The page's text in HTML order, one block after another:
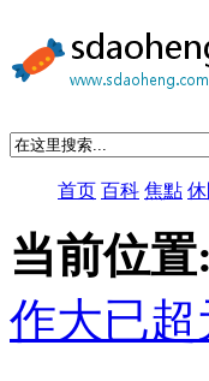
首页 百科 焦點 休
当前位置:
作大已